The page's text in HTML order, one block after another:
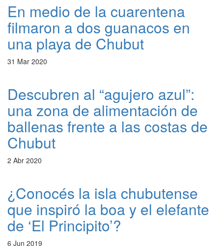
En medio de la cuarentena
filmaron a dos guanacos en
una playa de Chubut
31 Mar 2020
Descubren al “agujero azul”:
una zona de alimentación de
ballenas frente a las costas de
Chubut
2 Abr 2020
¿Conocés la isla chubutense
que inspiró la boa y el elefante
de ‘El Principito’?
6 Jun 2019